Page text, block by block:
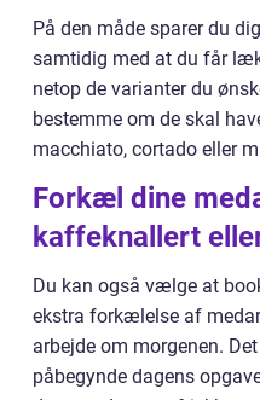
På den måde sparer du
samtidig med at du får
netop de varianter du
bestemme om de skal
macchiato, cortado eller
Forkæl dine
kaffeknallert
Du kan også vælge at
ekstra forkælelse af
arbejde om morgenen.
påbegynde dagens